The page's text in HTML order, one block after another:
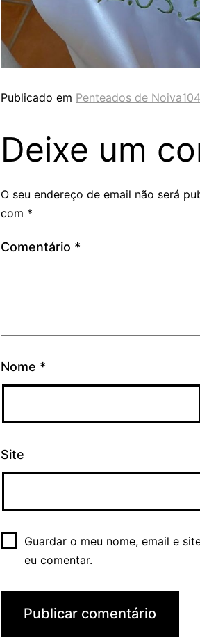
Publicado em Penteados de Noiva
Deixe um
O seu endereço de email não será
com *
Comentário *
Nome *
Site
Guardar o meu nome, email e
eu comentar.